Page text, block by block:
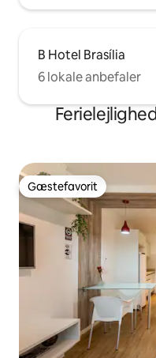
B Hotel Brasília
6 lokale anbefaler
Gæstefavorit
Gæstefavorit